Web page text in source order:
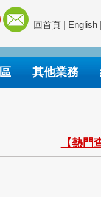
回首頁 | English |
其他業務
【熱